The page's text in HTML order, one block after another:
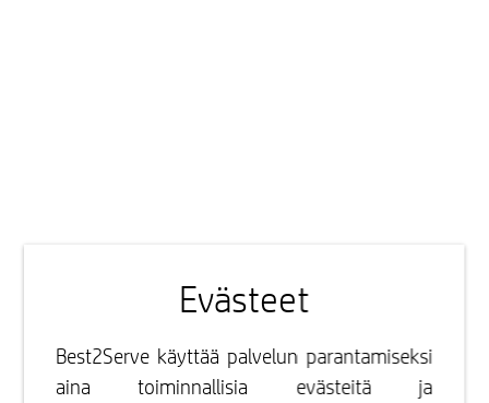
Evästeet
Best2Serve käyttää palvelun parantamiseksi
aina toiminnallisia evästeitä ja